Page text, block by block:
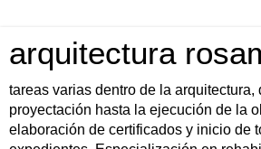
arquitectura
tareas varias dentro de la arquitectura,
proyectación hasta la ejecución de la
elaboración de certificados y inicio de